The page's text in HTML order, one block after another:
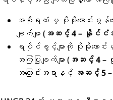
အစိုးရထံ မှ ပိုမိုကောင်း
ချက်များ ( အဆင့် 4 – နိုင်ငံအခ
ရပိုင်ခွင့်များကို ပိုမိုကောင်း
အကြံပြုချက်များ ( အဆင့် 4–
အကြောင်းအရာနှင့် အဆင့် 5